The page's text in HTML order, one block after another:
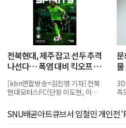
전북현대, 제주 잡고 선두 추격
나선다… 폭염 대비 킥오프 30
[kbn연합방송=김진영 기자] 전북
현대모터스FC(단장 이도현, 이하
과 승점 3점 획득에 나선다.전북현
대는 오는...
물
측
개
진
SNU배곧아트큐브서 임철민 개인전